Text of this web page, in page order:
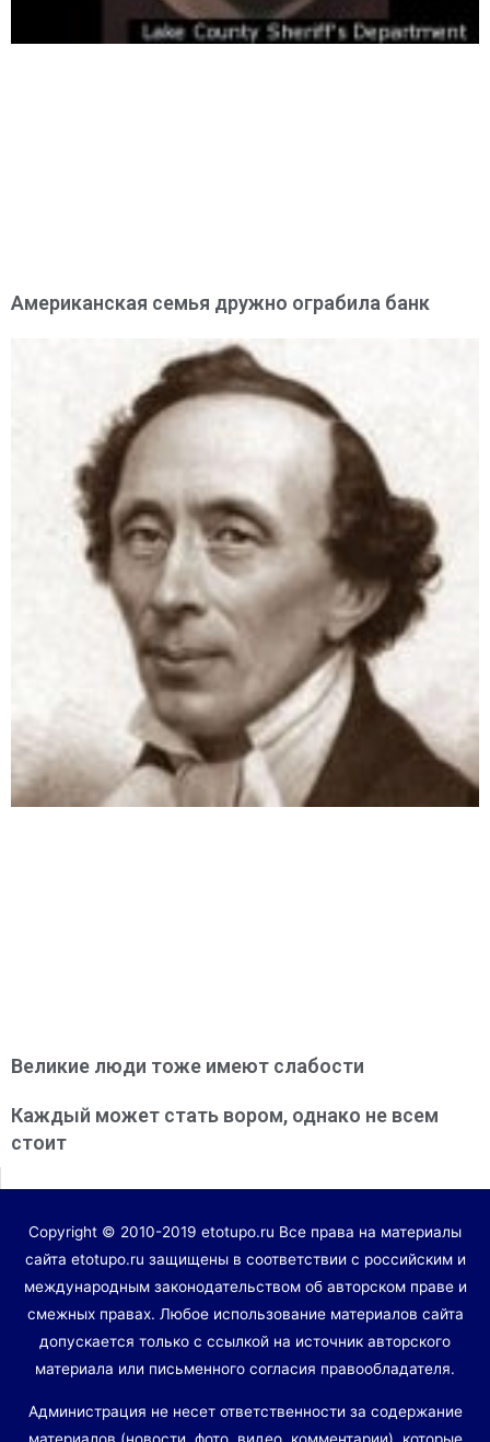
Американская семья дружно ограбила банк
Великие люди тоже имеют слабости
Каждый может стать вором, однако не всем
стоит
Copyright © 2010-2019 etotupo.ru Все права на материалы
сайта etotupo.ru защищены в соответствии с российским и
международным законодательством об авторском праве и
смежных правах. Любое использование материалов сайта
допускается только с ссылкой на источник авторского
материала или письменного согласия правообладателя.
Администрация не несет ответственности за содержание